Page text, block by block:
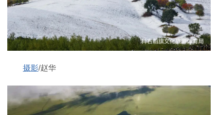
摄影/赵华